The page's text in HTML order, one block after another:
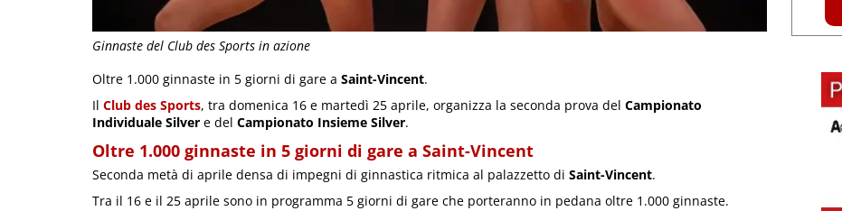
Ginnaste del Club des Sports in azione
Oltre 1.000 ginnaste in 5 giorni di gare a Saint-Vincent.
Il Club des Sports, tra domenica 16 e martedì 25 aprile, organizza la seconda prova del Campionato
Individuale Silver e del Campionato Insieme Silver.
Oltre 1.000 ginnaste in 5 giorni di gare a Saint-Vincent
Seconda metà di aprile densa di impegni di ginnastica ritmica al palazzetto di Saint-Vincent.
Tra il 16 e il 25 aprile sono in programma 5 giorni di gare che porteranno in pedana oltre 1.000 ginnaste.